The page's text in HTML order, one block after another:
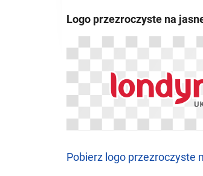
Logo przezroczyste na
Pobierz logo przezroczyste